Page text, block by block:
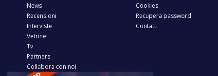
News
Recensioni
Interviste
Vetrine
Tv
Partners
Collabora con noi
Cookies
Recupera password
Contatti